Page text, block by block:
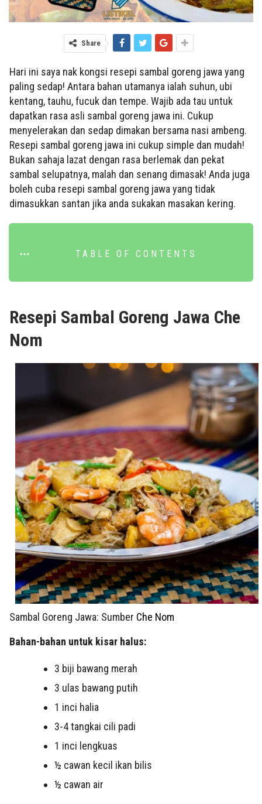
Share
Hari ini saya nak kongsi resepi sambal goreng jawa yang
paling sedap! Antara bahan utamanya ialah suhun, ubi
kentang, tauhu, fucuk dan tempe. Wajib ada tau untuk
dapatkan rasa asli sambal goreng jawa ini. Cukup
menyelerakan dan sedap dimakan bersama nasi ambeng.
Resepi sambal goreng jawa ini cukup simple dan mudah!
Bukan sahaja lazat dengan rasa berlemak dan pekat
sambal selupatnya, malah dan senang dimasak! Anda juga
boleh cuba resepi sambal goreng jawa yang tidak
dimasukkan santan jika anda sukakan masakan kering.
TABLE OF CONTENTS
Resepi Sambal Goreng Jawa Che
Nom
Sambal Goreng Jawa: Sumber Che Nom
Bahan-bahan untuk kisar halus:
3 biji bawang merah
3 ulas bawang putih
1 inci halia
3-4 tangkai cili padi
1 inci lengkuas
½ cawan kecil ikan bilis
½ cawan air